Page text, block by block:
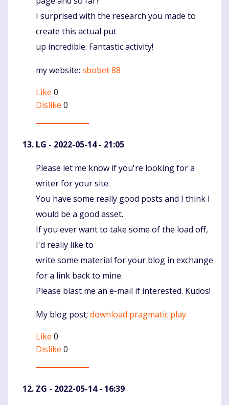
I surprised with the research you made to
create this actual put
up incredible. Fantastic activity!
my website: sbobet 88
Like 0
Dislike 0
LG - 2022-05-14 - 21:05
Komentaras
Please let me know if you're looking for a
writer for your site.
You have some really good posts and I think I
would be a good asset.
If you ever want to take some of the load off,
I'd really like to
write some material for your blog in exchange
for a link back to mine.
Please blast me an e-mail if interested. Kudos!
My blog post; download pragmatic play
Like 0
Dislike 0
ZG - 2022-05-14 - 16:39